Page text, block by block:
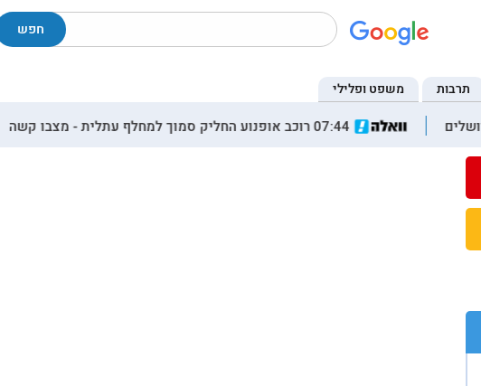
חפש
תרבות משפט ופלילי
07:44 רוכב אופנוע החליק סמוך למחלף עתלית - מצבו קשה